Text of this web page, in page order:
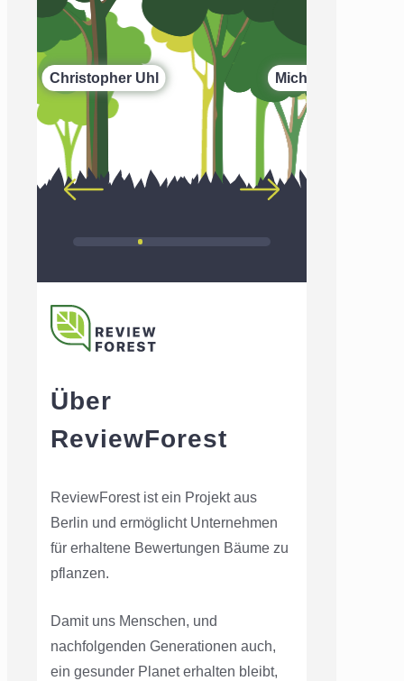
Über
ReviewForest
ReviewForest ist ein Projekt aus
Berlin und ermöglicht Unternehmen
für erhaltene Bewertungen Bäume zu
pflanzen.
Damit uns Menschen, und
nachfolgenden Generationen auch,
ein gesunder Planet erhalten bleibt,